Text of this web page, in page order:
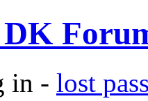
DK
in - lost